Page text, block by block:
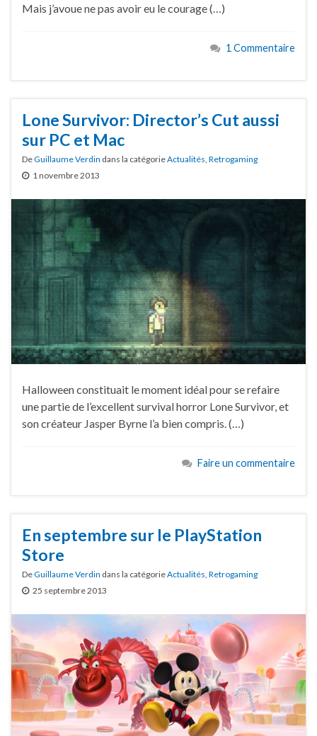
Mais j’avoue ne pas avoir eu le courage (…)
1 Commentaire
Lone Survivor: Director’s Cut aussi
sur PC et Mac
DeGuillaume Verdin dans la catégorieActualités Retrogaming
1 novembre 2013
Halloween constituait le moment idéal pour se refaire
une partie de l’excellent survival horror Lone Survivor, et
son créateur Jasper Byrne l’a bien compris. (…)
Faire un commentaire
En septembre sur le PlayStation
Store
DeGuillaume Verdin dans la catégorieActualités, Retrogaming
25 septembre 2013